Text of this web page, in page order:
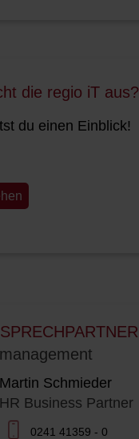
die regio iT aus?
du einen Einblick!
Martin Schmieder
HR Business Partner
0241 41359 - 0